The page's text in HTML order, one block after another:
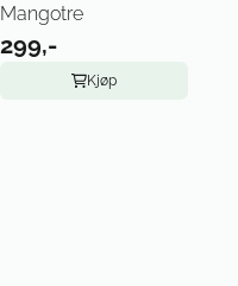
Mangotre
299,-
Kjøp